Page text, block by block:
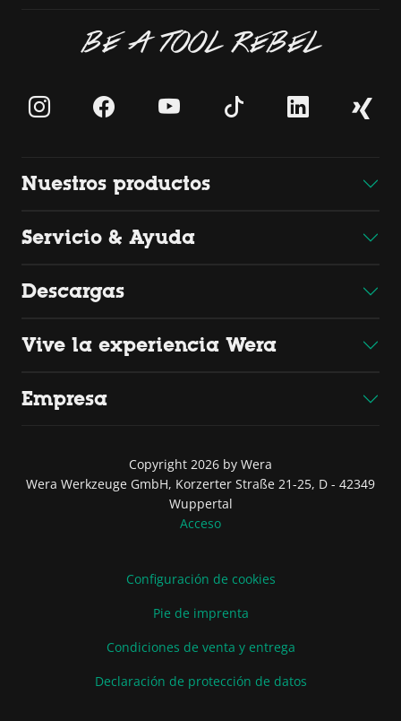
BE A TOOL REBEL
Nuestros productos
Servicio & Ayuda
Descargas
Vive la experiencia Wera
Empresa
Copyright 2026 by Wera
Wera Werkzeuge GmbH, Korzerter Straße 21-25, D - 42349
Wuppertal
Acceso
Configuración de cookies
Pie de imprenta
Condiciones de venta y entrega
Declaración de protección de datos